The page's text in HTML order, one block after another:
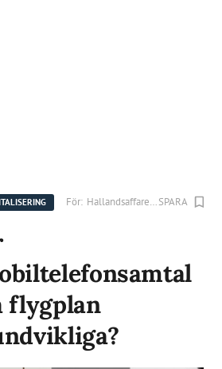
För: Hallandsaffarer.seSPARA
flygplan